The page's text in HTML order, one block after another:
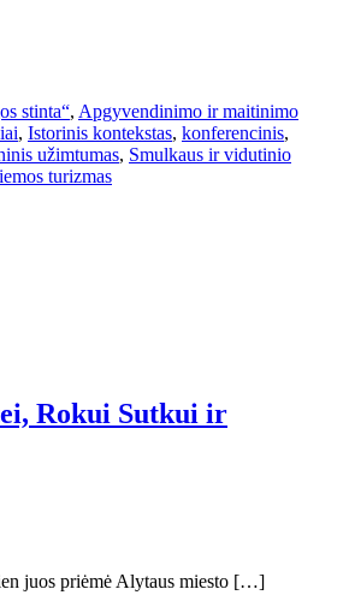
stinta“, Apgyvendinimo ir maitinimo
, Istorinis kontekstas, konferencinis,
užimtumas, Smulkaus ir vidutinio
turizmas
Rokui Sutkui ir
juos priėmė Alytaus miesto […]